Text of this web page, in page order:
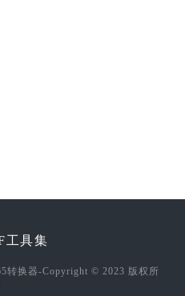
工具集
转换器-Copyright © 2023 版权所